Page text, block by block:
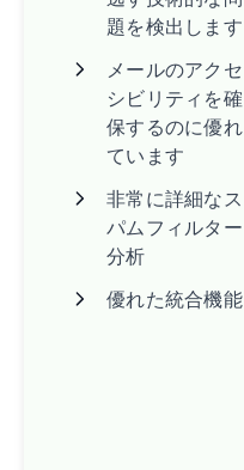
題を検出します
メールのアクセ
シビリティを確
保するのに優れ
ています
非常に詳細なス
パムフィルター
分析
優れた統合機能